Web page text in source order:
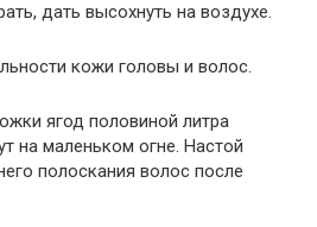
дать высохнуть на воздухе.
кожи головы и волос.
ягод половиной литра
на маленьком огне. Настой
полоскания волос после